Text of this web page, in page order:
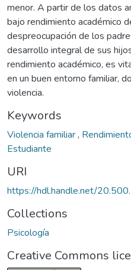
menor. A partir de los datos
bajo rendimiento académico
despreocupación de los
desarrollo integral de sus
rendimiento académico, es
en un buen entorno familiar,
violencia.
Keywords
Violencia familiar,
Estudiante
URI
https://hdl.handle.net/
Collections
Psicología
Creative Commons